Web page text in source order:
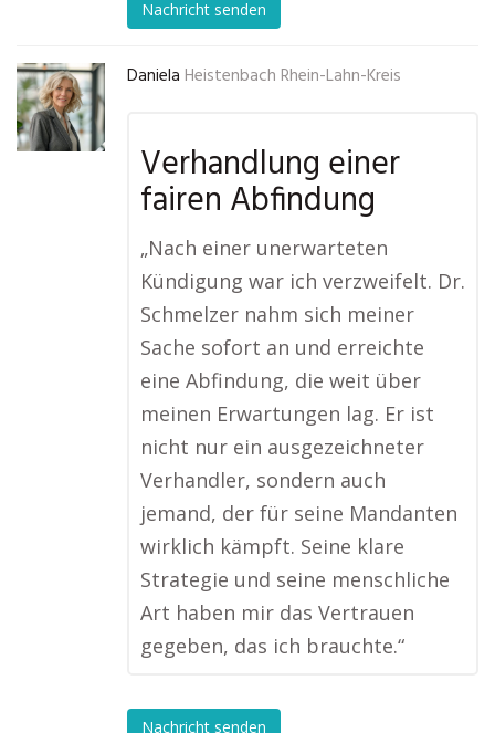
Nachricht senden
Daniela Heistenbach Rhein-Lahn-Kreis
Verhandlung einer
fairen Abfindung
„Nach einer unerwarteten
Kündigung war ich verzweifelt. Dr.
Schmelzer nahm sich meiner
Sache sofort an und erreichte
eine Abfindung, die weit über
meinen Erwartungen lag. Er ist
nicht nur ein ausgezeichneter
Verhandler, sondern auch
jemand, der für seine Mandanten
wirklich kämpft. Seine klare
Strategie und seine menschliche
Art haben mir das Vertrauen
gegeben, das ich brauchte.“
Nachricht senden